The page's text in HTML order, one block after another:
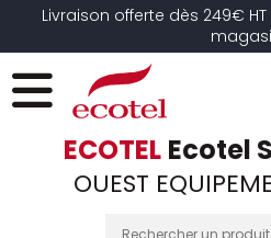
Livraison offerte dès 249€
ECOTEL Ecotel
OUEST
Panneau de gestion des cookies